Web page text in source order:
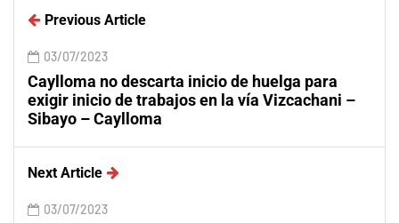
Previous Article
03/07/2023
Caylloma no descarta inicio de huelga para
exigir inicio de trabajos en la vía Vizcachani –
Sibayo – Caylloma
Next Article
03/07/2023